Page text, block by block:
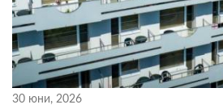
30 юни, 2026